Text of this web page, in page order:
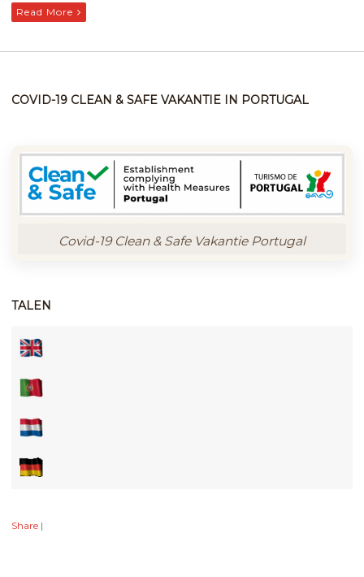
Read More
COVID-19 CLEAN & SAFE VAKANTIE IN PORTUGAL
Covid-19 Clean & Safe Vakantie Portugal
TALEN
Share |